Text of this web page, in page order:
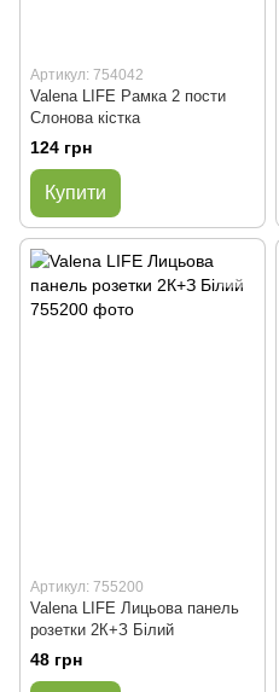
Артикул: 754042
Valena LIFE Рамка 2 пости
Слонова кістка
124 грн
Купити
Артикул: 755200
Valena LIFE Лицьова панель
розетки 2К+З Білий
48 грн